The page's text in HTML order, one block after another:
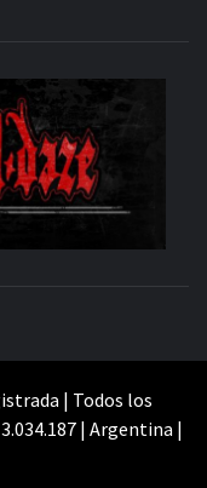
| Todos los
| Argentina |